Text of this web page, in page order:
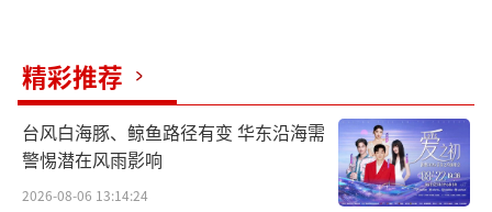
精彩推荐
台风白海豚、鲸鱼路径有变 华东沿海需
警惕潜在风雨影响
2026-08-06 13:14:24